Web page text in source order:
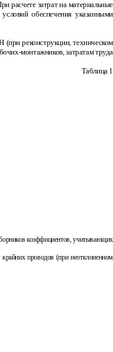
расчете затрат на материальные
обеспечения указанными
(при реконструкции, техническом
монтажников, затратам труда
Таблица 1
коэффициентов, учитывающих
проводов (при неотклоненном